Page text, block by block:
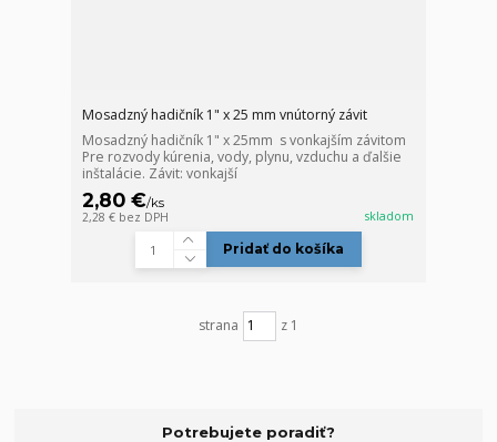
Mosadzný hadičník 1" x 25 mm vnútorný závit
Mosadzný hadičník 1" x 25mm s vonkajším závitom
Pre rozvody kúrenia, vody, plynu, vzduchu a ďalšie
inštalácie. Závit: vonkajší
2,80 €/ks
2,28 € bez DPH skladom
Pridať do košíka
strana z 1
Potrebujete poradiť?